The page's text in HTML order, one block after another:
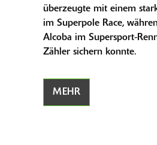
überzeugte mit einem
im Superpole Race,
Alcoba im Supersport-
Zähler sichern konnte.
MEHR